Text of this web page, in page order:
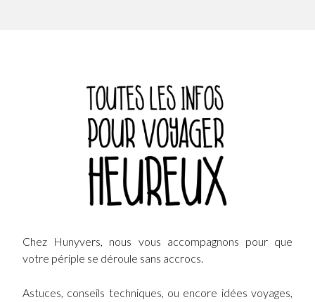
Chez Hunyvers, nous vous accompagnons pour que
votre périple se déroule sans accrocs.
Astuces, conseils techniques, ou encore idées voyages,